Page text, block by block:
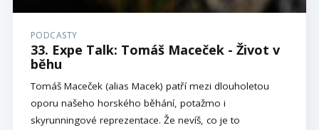
PODCASTY
33. Expe Talk: Tomáš Maceček - Život v
běhu
Tomáš Maceček (alias Macek) patří mezi dlouholetou
oporu našeho horského běhání, potažmo i
skyrunningové reprezentace. Že nevíš, co je to